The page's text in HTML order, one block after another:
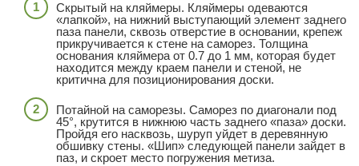
Скрытый на кляймеры. Кляймеры одеваются
«лапкой», на нижний выступающий элемент заднего
паза панели, сквозь отверстие в основании, крепеж
прикручивается к стене на саморез. Толщина
основания кляймера от 0.7 до 1 мм, которая будет
находится между краем панели и стеной, не
критична для позиционирования доски.
Потайной на саморезы. Саморез по диагонали под
45°, крутится в нижнюю часть заднего «паза» доски.
Пройдя его насквозь, шуруп уйдет в деревянную
обшивку стены. «Шип» следующей панели зайдет в
паз, и скроет место погружения метиза.